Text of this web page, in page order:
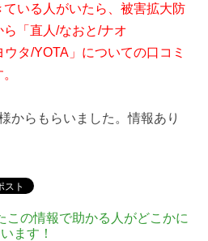
いる人がいたら、被害拡大防
「直人/なおと/ナオ
ウタ/YOTA」についての口コミ
からもらいました。情報あり
この情報で助かる人がどこかに
います！